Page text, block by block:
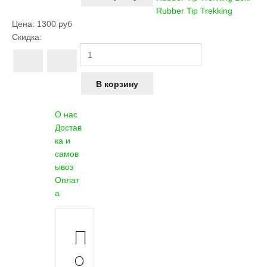
Rubber Tip Trekking
Цена: 1300 руб
Скидка:
О нас
Достав
ка и
самов
ывоз
Оплат
а
П
о